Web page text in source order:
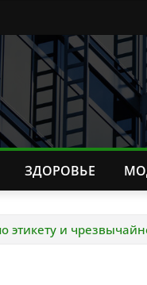
ЗДОРОВЬЕ
этикету и